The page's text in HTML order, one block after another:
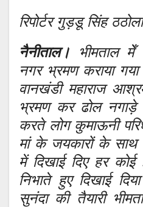
रिपोर्टर गुड़डू सिंह ठठोला
नैनीताल। भीमताल मेँ
नगर भ्रमण कराया
वानखंडी महाराज
भ्रमण कर ढोल नगाड़े
करते लोग कुमाऊनी
मां के जयकारों के साथ
में दिखाई दिए हर कोई
निभाते हुए दिखाई
सुनंदा की तैयारी